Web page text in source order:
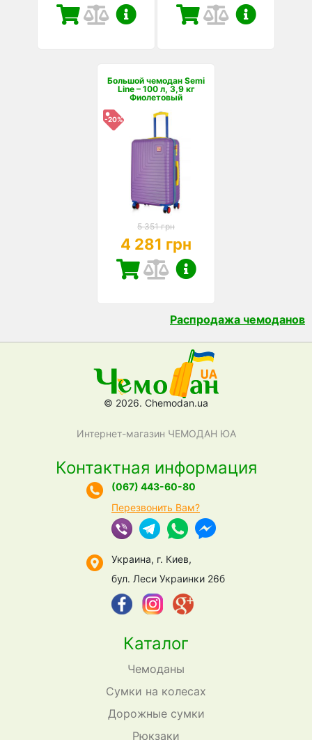
Большой чемодан Semi
Line – 100 л, 3,9 кг
Фиолетовый
-20%
5 351 грн
4 281 грн
Распродажа чемоданов
© 2026. Chemodan.ua
Интернет-магазин ЧЕМОДАН ЮА
Каталог
Чемоданы
Сумки на колесах
Дорожные сумки
Рюкзаки
Контактная информация
(067) 443-60-80
Перезвонить Вам?
Украина, г. Киев,
бул. Леси Украинки 26б